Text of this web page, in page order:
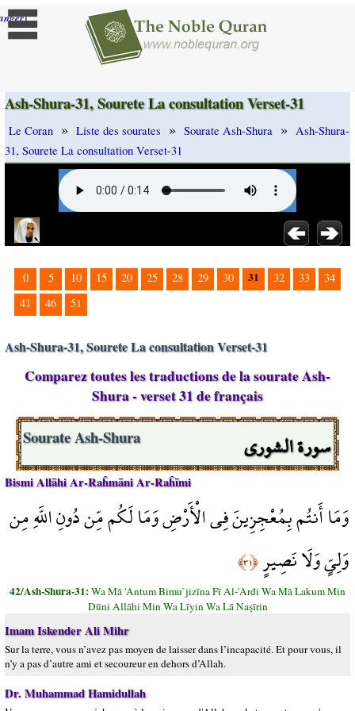
]
Ash-Shura-31, Sourete La consultation Verset-31
Le Coran » Liste des sourates » Sourate Ash-Shura » Ash-Shura-
31, Sourete La consultation Verset-31
0 5 10 15 20 25 28 29 30 31 32 33
34
41
46 51
Ash-Shura-31, Sourete La consultation Verset-31
Comparez toutes les traductions de la sourate Ash-
Shura - verset 31 de français
سورة الشورى Sourate Ash-Shura
Bismi Allāhi Ar-Raĥmāni Ar-Raĥīmi
وَمَا أَنتُم بِمُعْجِزِينَ فِي الْأَرْضِ وَمَا لَكُم مِّن دُونِ اللَّهِ مِن
وَلِيٍّ وَلَا نَصِيرٍ﴿٣١﴾
42/Ash-Shura-31:Wa Mā 'Antum Bimu`jizīna Fī Al-'Arđi Wa Mā Lakum Min
Dūni Allāhi Min Wa Līyin Wa Lā Naşīrin
Imam Iskender Ali Mihr
Sur la terre, vous n’avez pas moyen de laisser dans l’incapacité. Et pour vous, il
n’y a pas d’autre ami et secoureur en dehors d’Allah.
Dr. Muhammad Hamidullah